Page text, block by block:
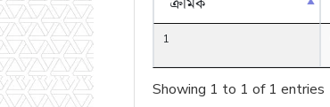
ক্রমিক
1
Showing 1 to 1 of 1 entries